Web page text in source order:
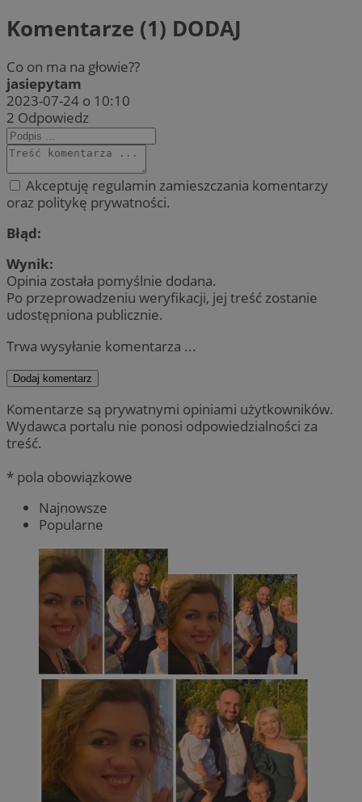
Komentarze (1) DODAJ
Co on ma na głowie??
jasiepytam
2023-07-24 o 10:10
2 Odpowiedz
Akceptuję regulamin zamieszczania komentarzy
oraz politykę prywatności.
Błąd:
Wynik:
Opinia została pomyślnie dodana.
Po przeprowadzeniu weryfikacji, jej treść zostanie
udostępniona publicznie.
Trwa wysyłanie komentarza ...
Dodaj komentarz
Komentarze są prywatnymi opiniami użytkowników.
Wydawca portalu nie ponosi odpowiedzialności za
treść.
* pola obowiązkowe
Najnowsze
Popularne